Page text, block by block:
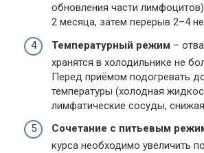
обновления части
2 месяца, затем перерыв 2–4
Температурный режим –
хранятся в холодильнике не
Перед приёмом подогревать
температуры (холодная
лимфатические сосуды,
Сочетание с питьевым
курса необходимо увеличить